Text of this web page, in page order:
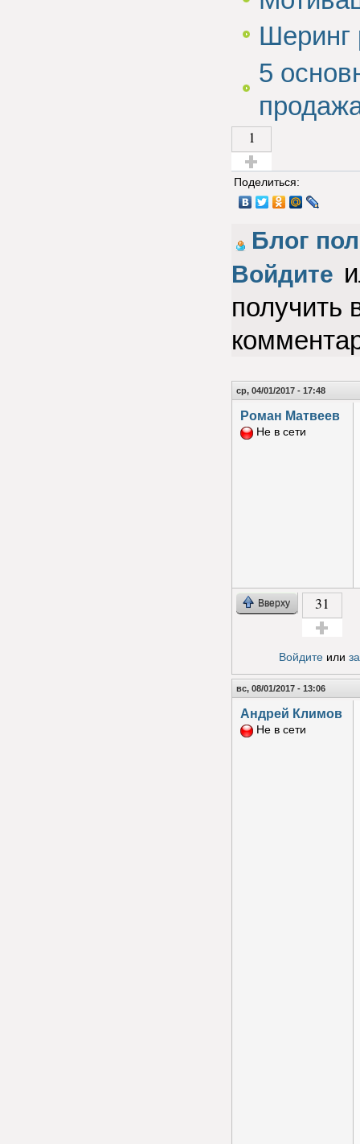
Шеринг
5
1
Голос за!
Поделиться:
Блог
Войдите
получить
ср, 04/01/2017 - 17:48
Роман Матвеев
Не в сети
Вверху 31
Войдитеили
вс, 08/01/2017 - 13:06
Андрей Климов
Не в сети